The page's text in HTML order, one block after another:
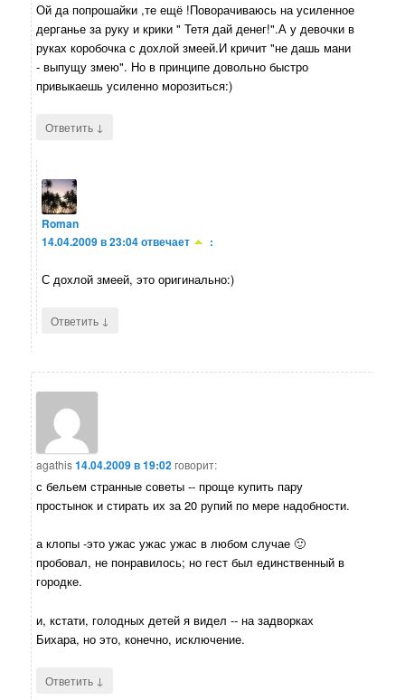
Ой да попрошайки ,те ещё !Поворачиваюсь на усиленное
дерганье за руку и крики " Тетя дай денег!".А у девочки в
руках коробочка с дохлой змеей.И кричит "не дашь мани
- выпущу змею". Но в принципе довольно быстро
привыкаешь усиленно морозиться:)
Ответить ↓
Roman
14.04.2009 в 23:04отвечает :
С дохлой змеей, это оригинально:)
Ответить ↓
agathis14.04.2009 в 19:02говорит:
с бельем странные советы -- проще купить пару
простынок и стирать их за 20 рупий по мере надобности.
а клопы -это ужас ужас ужас в любом случае 🙂
пробовал, не понравилось; но гест был единственный в
городке.
и, кстати, голодных детей я видел -- на задворках
Бихара, но это, конечно, исключение.
Ответить ↓